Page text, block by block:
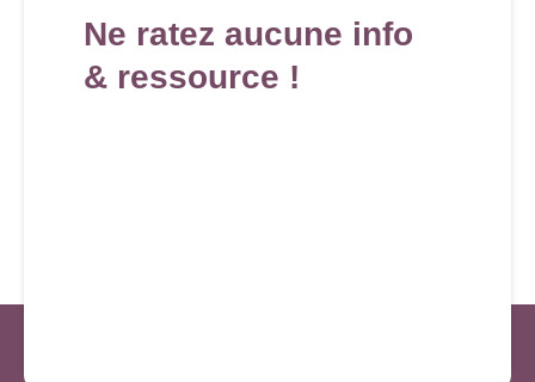
Ne ratez aucune info
& ressource !